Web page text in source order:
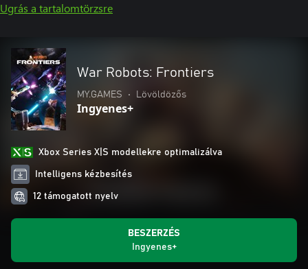
Ugrás a tartalomtörzsre
War Robots: Frontiers
MY.GAMES • Lövöldözős
Ingyenes+
Xbox Series X|S modellekre optimalizálva
Intelligens kézbesítés
12 támogatott nyelv
BESZERZÉS
Ingyenes+